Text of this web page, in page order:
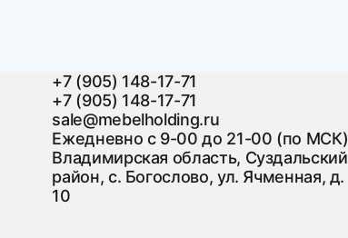
+7 (905) 148-17-71
+7 (905) 148-17-71
sale@mebelholding.ru
Ежедневно с 9-00 до 21-00 (по МСК)
Владимирская область, Суздальский
район, с. Богослово, ул. Ячменная, д.
10